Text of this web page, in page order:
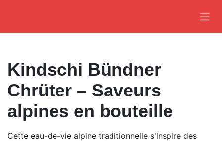
Kindschi Bündner Chrüter
– Saveurs alpines en
bouteille
Cette eau-de-vie alpine traditionnelle s'inspire des